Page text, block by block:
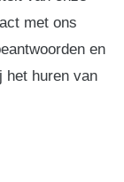
met ons
en
het huren van